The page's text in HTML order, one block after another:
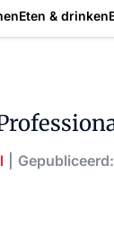
Eten & drinken